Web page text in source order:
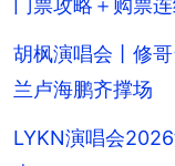
胡枫演唱会丨修
兰卢海鹏齐撑场
LYKN演唱会